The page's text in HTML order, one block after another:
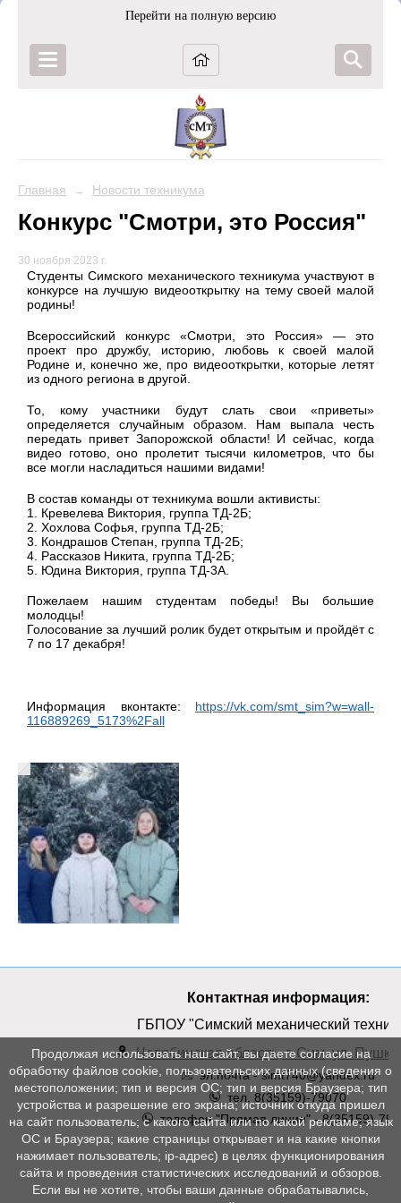
Перейти на полную версию
Главная → Новости техникума
Конкурс "Смотри, это Россия"
30 ноября 2023 г.
Студенты Симского механического техникума участвуют в
конкурсе на лучшую видеооткрытку на тему своей малой
родины!
Всероссийский конкурс «Смотри, это Россия» — это
проект про дружбу, историю, любовь к своей малой
Родине и, конечно же, про видеооткрытки, которые летят
из одного региона в другой.
То, кому участники будут слать свои «приветы»
определяется случайным образом. Нам выпала честь
передать привет Запорожской области! И сейчас, когда
видео готово, оно пролетит тысячи километров, что бы
все могли насладиться нашими видами!
В состав команды от техникума вошли активисты:
1. Кревелева Виктория, группа ТД-2Б;
2. Хохлова Софья, группа ТД-2Б;
3. Кондрашов Степан, группа ТД-2Б;
4. Рассказов Никита, группа ТД-2Б;
5. Юдина Виктория, группа ТД-3А.
Пожелаем нашим студентам победы! Вы большие
молодцы!
Голосование за лучший ролик будет открытым и пройдёт с
7 по 17 декабря!
Информация вконтакте: https://vk.com/smt_sim?w=wall-
116889269_5173%2Fall
Контактная информация:
ГБПОУ "Симский механический
Челябинская область, г. Сим, ул.
эл.почта - simt740@yandex.ru
тел. 8(35159)-79070
телефон "Прямая линия" - 8(35159)-
Продолжая использовать наш сайт, вы даете согласие на
обработку файлов cookie, пользовательских данных (сведения о
местоположении; тип и версия ОС; тип и версия Браузера; тип
устройства и разрешение его экрана; источник откуда пришел
на сайт пользователь; с какого сайта или по какой рекламе; язык
ОС и Браузера; какие страницы открывает и на какие кнопки
нажимает пользователь; ip-адрес) в целях функционирования
сайта и проведения статистических исследований и обзоров.
Если вы не хотите, чтобы ваши данные обрабатывались,